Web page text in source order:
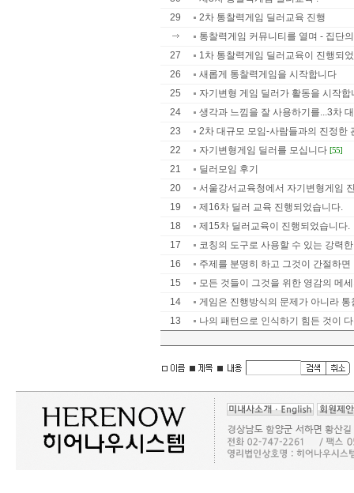
29
2차 통찰력게임 딜러교육 진행
통찰력게임 커뮤니티를 열며 - 집단
27
1차 통찰력게임 딜러교육이 진행되
26
새롭게 통찰력게임을 시작합니다
25
자기변형 게임 딜러가 활동을 시작합
24
생각과 느낌을 잘 사용하기를...3차
23
2차 대규모 모임-사람들과의 진정한
22
자기변형게임 딜러를 모십니다 [55]
21
딜러모임 후기
20
서울강서교육청에서 자기변형게임
19
제16차 딜러 교육 진행되었습니다.
18
제15차 딜러교육이 진행되었습니다.
17
코칭의 도구로 사용할 수 있는 강력
16
주제를 분명히 하고 그것이 간절하면
15
모든 것들이 그것을 위한 영감의 메
14
게임은 진행방식의 문제가 아니라
13
나의 패턴으로 인식하기 힘든 것이